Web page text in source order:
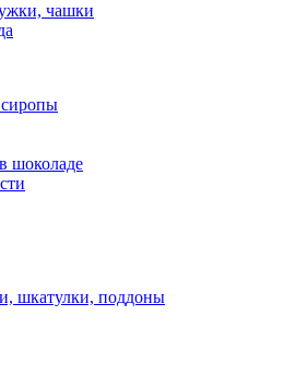
чашки
шоколаде
шкатулки, поддоны